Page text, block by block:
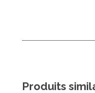
Produits